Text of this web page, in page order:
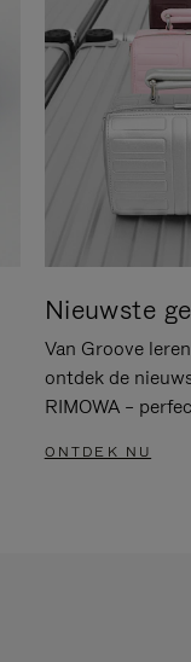
Nieuwste
Van Groove
ontdek de
RIMOWA –
ONTDEK NU